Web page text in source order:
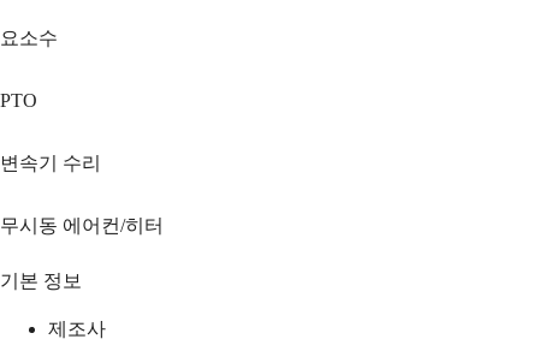
요소수
PTO
변속기 수리
무시동 에어컨/히터
기본 정보
제조사